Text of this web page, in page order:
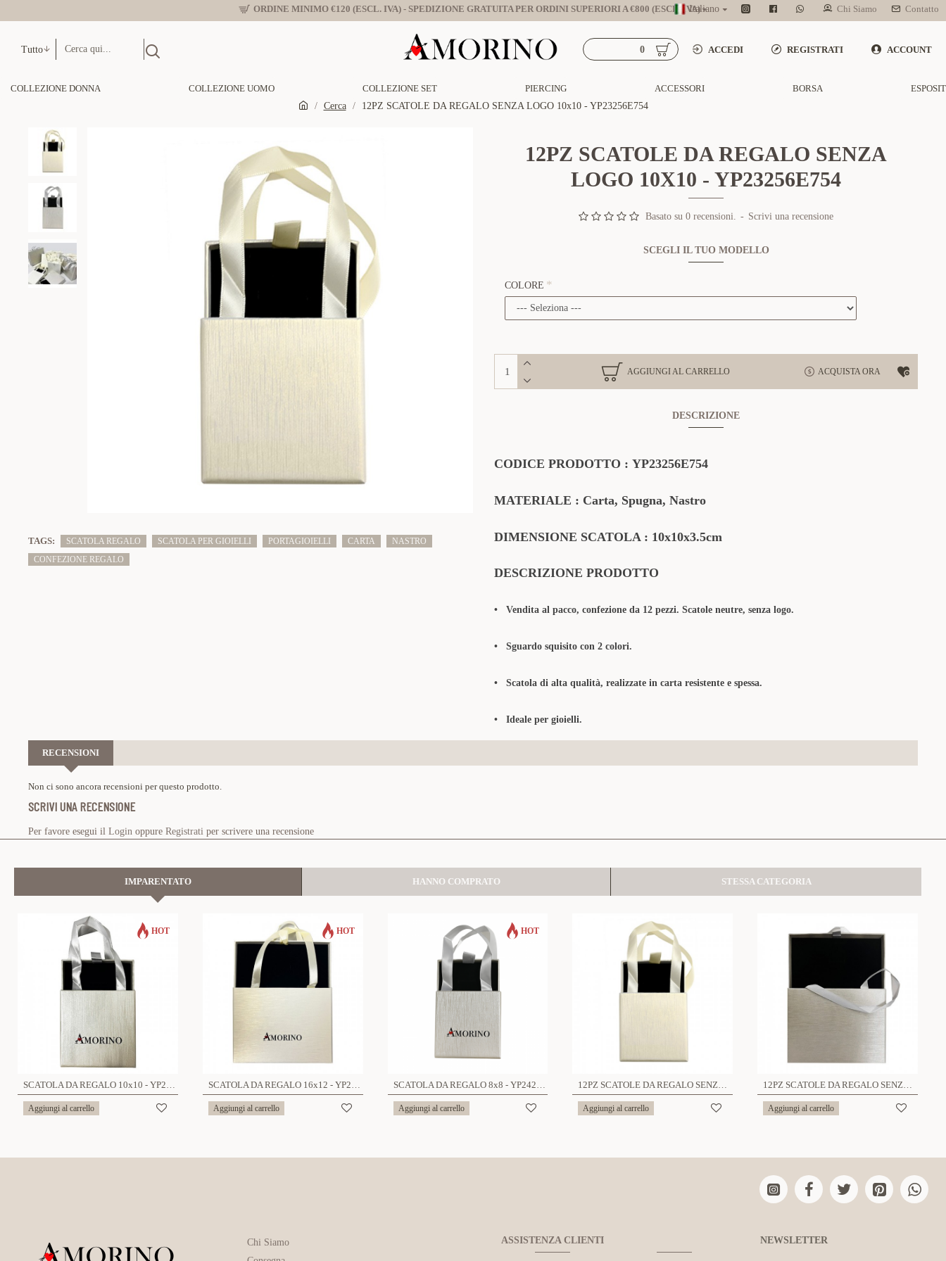
ORDINE MINIMO €120 (ESCL. IVA) - SPEDIZIONE GRATUITA PER ORDINI SUPERIORI A €800 (ESCL. IVA)Italiano Chi Siamo Contatto
Tutto ACCEDI REGISTRATI ACCOUNT
0
COLLEZIONE DONNA COLLEZIONE UOMO COLLEZIONE SET PIERCING ACCESSORI BORSA
Cerca
12PZ SCATOLE DA REGALO SENZA LOGO 10x10 - YP23256E754
TAGS: SCATOLA REGALO SCATOLA PER GIOIELLI PORTAGIOIELLI CARTA
NASTRO
CONFEZIONE REGALO
12PZ SCATOLE DA REGALO SENZA
LOGO 10X10 - YP23256E754
Basato su 0 recensioni. - Scrivi una recensione
SCEGLI IL TUO MODELLO
COLORE
AGGIUNGI AL CARRELLO ACQUISTA ORA
DESCRIZIONE
CODICE PRODOTTO : YP23256E754
MATERIALE : Carta, Spugna, Nastro
DIMENSIONE SCATOLA : 10x10x3.5cm
DESCRIZIONE PRODOTTO
• Vendita al pacco, confezione da 12 pezzi. Scatole neutre, senza logo.
• Sguardo squisito con 2 colori.
• Scatola di alta qualità, realizzate in carta resistente e spessa.
• Ideale per gioielli.
RECENSIONI
Non ci sono ancora recensioni per questo prodotto.
SCRIVI UNA RECENSIONE
Per favore esegui il Login oppure Registrati per scrivere una recensione
IMPARENTATO HANNO COMPRATO STESSA CATEGORIA
HOT
SCATOLA DA REGALO 10x10 - YP23256E754
Aggiungi al carrello
HOT
SCATOLA DA REGALO 16x12 - YP23308E753
Aggiungi al carrello
HOT
SCATOLA DA REGALO 8x8 - YP2424A563/A564
Aggiungi al carrello
12PZ SCATOLE DA REGALO SENZA LOGO 8x8 - YP2424A563/A564
Aggiungi al carrello
12PZ SCATOLE DA REGALO SENZA LOGO 16x12 - YP23308E753
Aggiungi al carrello
Chi Siamo
ASSISTENZA CLIENTI NEWSLETTER